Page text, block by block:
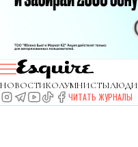
НОВОСТИКОЛУМНИСТЫЛЮДИ
ЧИТАТЬ ЖУРНАЛЫ